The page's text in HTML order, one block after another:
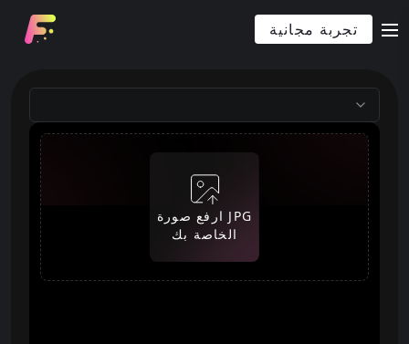
تجربة مجانية
ارفع صورة JPG
الخاصة بك